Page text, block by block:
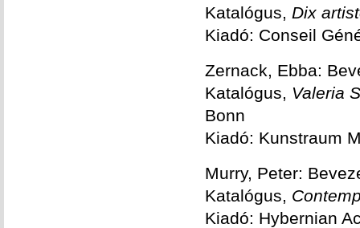
Katalógus, Dix
Kiadó: Conseil
Zernack, Ebba:
Katalógus, Valeria
Bonn
Kiadó: Kunstraum
Murry, Peter:
Katalógus,
Kiadó: Hybernian